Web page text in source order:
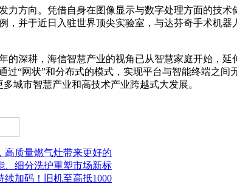
力方向。凭借自身在图像显示与数字处理方面的技
，并于近日入驻世界顶尖实验室，与达芬奇手术机器
的深耕，海信智慧产业的视角已从智慧家庭开始，
过“网状”和分布式的模式，实现平台与智能终端之
城市智慧产业和高技术产业跨越式大发展。
高质量燃气灶带来更好的
、细分洗护重塑市场新标
续加码！旧机至高抵1000